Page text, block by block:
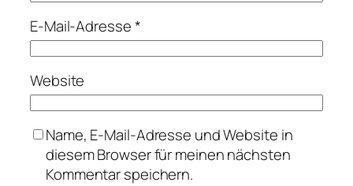
E-Mail-Adresse*
Website
Name, E-Mail-Adresse und Website in
diesem Browser für meinen nächsten
Kommentar speichern.